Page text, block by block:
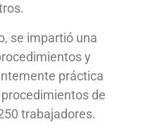
se impartió una
y
práctica
de
trabajadores.